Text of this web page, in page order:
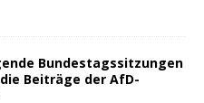
Bundestagssitzungen
die Beiträge der AfD-